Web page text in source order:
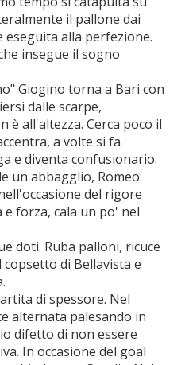
il pallone dai
eseguita alla perfezione.
insegue il sogno
Giogino torna a Bari con
dalle scarpe,
all'altezza. Cerca poco il
a volte si fa
e diventa confusionario.
un abbagglio, Romeo
del rigore
forza, cala un po' nel
doti. Ruba palloni, ricuce
di Bellavista e
di spessore. Nel
alternata palesando in
difetto di non essere
In occasione del goal